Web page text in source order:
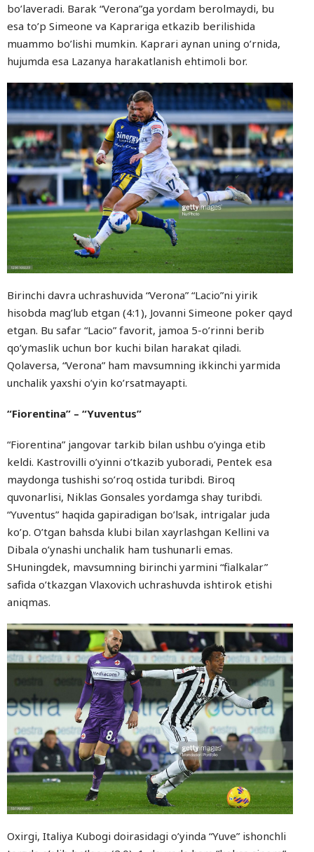
bo’laveradi. Barak “Verona”ga yordam berolmaydi, bu
esa to’p Simeone va Kaprariga etkazib berilishida
muammo bo’lishi mumkin. Kaprari aynan uning o’rnida,
hujumda esa Lazanya harakatlanish ehtimoli bor.
Birinchi davra uchrashuvida “Verona” “Lacio”ni yirik
hisobda mag’lub etgan (4:1), Jovanni Simeone poker qayd
etgan. Bu safar “Lacio” favorit, jamoa 5-o’rinni berib
qo’ymaslik uchun bor kuchi bilan harakat qiladi.
Qolaversa, “Verona” ham mavsumning ikkinchi yarmida
unchalik yaxshi o’yin ko’rsatmayapti.
“Fiorentina” – “Yuventus”
“Fiorentina” jangovar tarkib bilan ushbu o’yinga etib
keldi. Kastrovilli o’yinni o’tkazib yuboradi, Pentek esa
maydonga tushishi so’roq ostida turibdi. Biroq
quvonarlisi, Niklas Gonsales yordamga shay turibdi.
“Yuventus” haqida gapiradigan bo’lsak, intrigalar juda
ko’p. O’tgan bahsda klubi bilan xayrlashgan Kellini va
Dibala o’ynashi unchalik ham tushunarli emas.
SHuningdek, mavsumning birinchi yarmini “fialkalar”
safida o’tkazgan Vlaxovich uchrashuvda ishtirok etishi
aniqmas.
Oxirgi, Italiya Kubogi doirasidagi o’yinda “Yuve” ishonchli